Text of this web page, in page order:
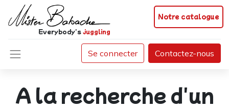
Notre catalogue
Everybody'sjuggling
Se connecter Contactez-nous
A la recherche d'un